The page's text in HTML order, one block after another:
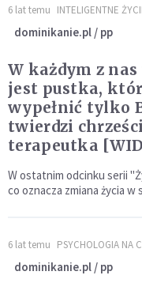
6 lat temu INTELIGENTNE
dominikanie.pl / pp
W każdym z
jest pustka,
wypełnić tylko
twierdzi
terapeutka
W ostatnim odcinku serii
co oznacza zmiana życia w
6 lat temu PSYCHOLOGIA NA
dominikanie.pl / pp